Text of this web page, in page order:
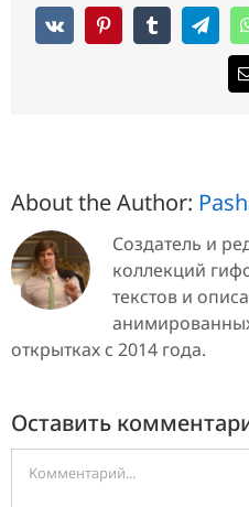
About the Author:
Создатель и
коллекций
текстов и
открытках с 2014 года.
Оставить